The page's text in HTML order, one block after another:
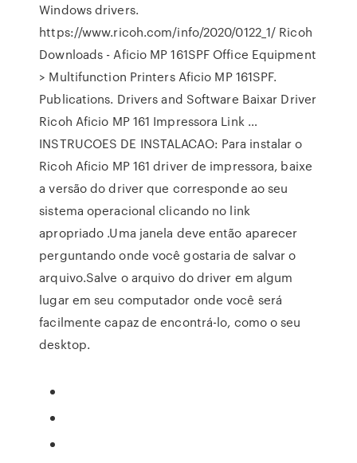
Windows drivers.
https://www.ricoh.com/info/2020/0122_1/ Ricoh
Downloads - Aficio MP 161SPF Office Equipment
> Multifunction Printers Aficio MP 161SPF.
Publications. Drivers and Software Baixar Driver
Ricoh Aficio MP 161 Impressora Link …
INSTRUCOES DE INSTALACAO: Para instalar o
Ricoh Aficio MP 161 driver de impressora, baixe
a versão do driver que corresponde ao seu
sistema operacional clicando no link
apropriado .Uma janela deve então aparecer
perguntando onde você gostaria de salvar o
arquivo.Salve o arquivo do driver em algum
lugar em seu computador onde você será
facilmente capaz de encontrá-lo, como o seu
desktop.